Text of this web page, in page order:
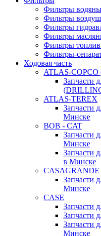
Фильтры
Фильтры
Фильтры
Фильтры
Фильтры
Фильтры-
Ходовая часть
ATLAS-
Запчасти
ATLAS-TEREX
Запчасти
Минске
BOB - CAT
Запчасти
Минске
Запчасти
в Минске
CASAGRANDE
Запчасти
Минске
CASE
Запчасти
Запчасти
Запчасти
Минске